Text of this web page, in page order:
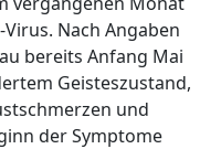
Nach Angaben
bereits Anfang Mai
Geisteszustand,
und
der Symptome